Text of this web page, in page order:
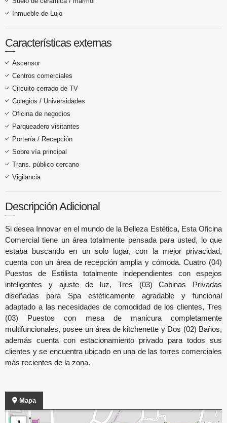
Inmueble de Lujo
Características externas
Ascensor
Centros comerciales
Circuito cerrado de TV
Colegios / Universidades
Oficina de negocios
Parqueadero visitantes
Portería / Recepción
Sobre vía principal
Trans. público cercano
Vigilancia
Descripción Adicional
Si desea Innovar en el mundo de la Belleza Estética, Esta Oficina
Comercial tiene un área totalmente pensada para usted, lo que
estaba buscando en un solo lugar, con la mejor privacidad,
cuenta con un área de recepción amplia y cómoda. Cuatro (04)
Puestos de Estilista totalmente independientes con espejos
inteligentes y ajuste de luz, Tres (03) Cabinas Privadas
diseñadas para Spa estéticamente agradable y funcional
adaptado a las necesidades de comodidad de los clientes, Tres
(03) Puestos con mesa de manicura completamente
multifuncionales, posee un área de kitchenette y Dos (02) Baños,
además cuenta con estacionamiento privado para todos sus
clientes y se encuentra ubicado en una de las torres comerciales
más recientes de la zona.
Mapa